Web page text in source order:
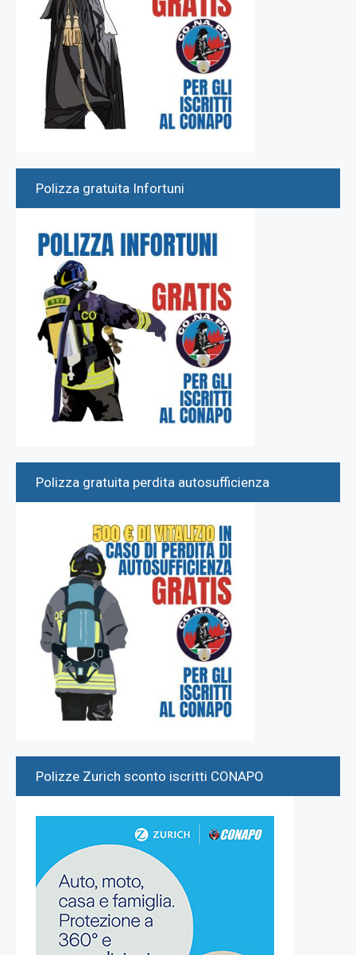
Polizza gratuita Infortuni
Polizza gratuita perdita autosufficienza
Polizze Zurich sconto iscritti CONAPO